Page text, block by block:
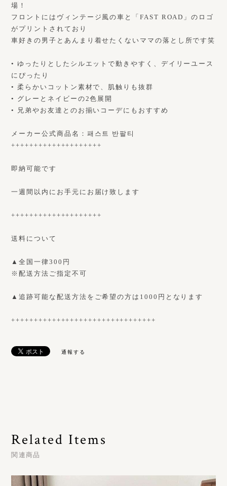
場！
フロントにはヴィンテージ風の車と「FAST ROAD」のロゴ
がプリントされており
車好きの男子とあんまり着せたくないママの落とし所です笑
• ゆったりとしたシルエットで動きやすく、デイリーユース
にぴったり
• 柔らかいコットン素材で、肌触りも抜群
• グレーとネイビーの2色展開
• 兄弟やお友達とのお揃いコーデにもおすすめ
メーカー公式商品名：패스트 반팔티
++++++++++++++++++++
即納可能です
一週間以内にお手元にお届け致します
++++++++++++++++++++
送料について
▲全国一律300円
※配送方法ご指定不可
▲追跡可能な配送方法をご希望の方は1000円となります
++++++++++++++++++++++++++++++++
通報する
Related Items
関連商品